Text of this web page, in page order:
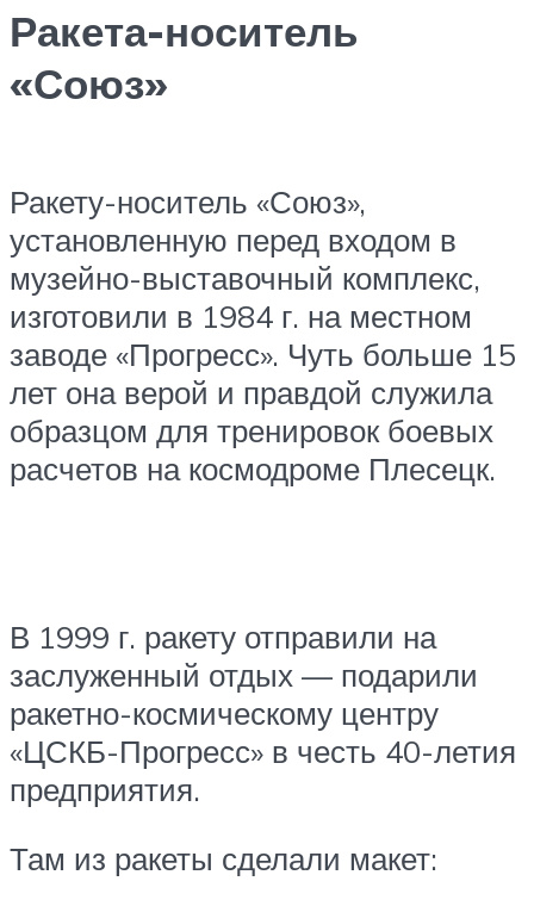
Ракета-носитель
«Союз»
Ракету-носитель «Союз»,
установленную перед входом в
музейно-выставочный комплекс,
изготовили в 1984 г. на местном
заводе «Прогресс». Чуть больше 15
лет она верой и правдой служила
образцом для тренировок боевых
расчетов на космодроме Плесецк.
В 1999 г. ракету отправили на
заслуженный отдых — подарили
ракетно-космическому центру
«ЦСКБ-Прогресс» в честь 40-летия
предприятия.
Там из ракеты сделали макет: